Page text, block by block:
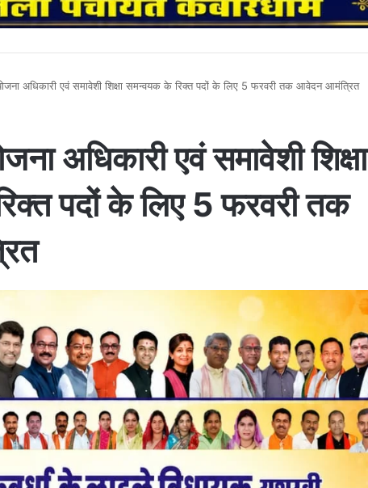
अधिकारी एवं समावेशी शिक्षा समन्वयक के रिक्त पदों के लिए 5 फरवरी तक आवेदन आमंत्रित
अधिकारी एवं समावेशी शिक्षा
पदों के लिए 5 फरवरी तक